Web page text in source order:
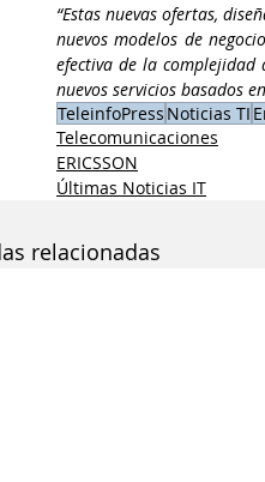
“Estas nuevas ofertas,
nuevos modelos de
efectiva de la
nuevos servicios basados
TeleinfoPress Noticias TI
Telecomunicaciones
ERICSSON
Últimas Noticias IT
relacionadas